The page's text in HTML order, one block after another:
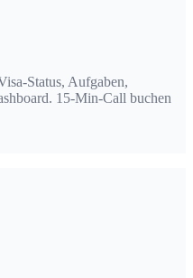
Status, Aufgaben,
15-Min-Call buchen